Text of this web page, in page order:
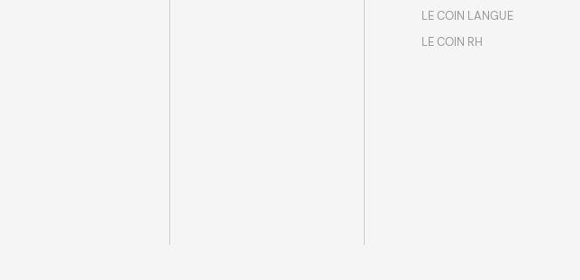
LE COIN LANGUE
LE COIN RH